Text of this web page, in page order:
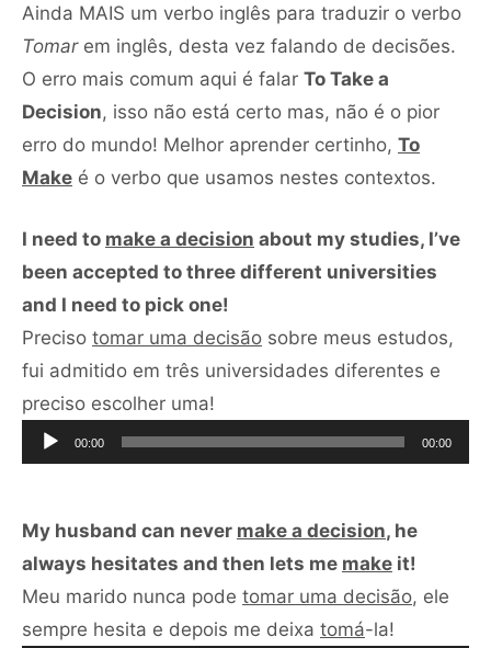
Ainda MAIS um verbo inglês para traduzir o verbo
Tomarem inglês, desta vez falando de decisões.
O erro mais comum aqui é falar To Take a
Decision, isso não está certo mas, não é o pior
erro do mundo! Melhor aprender certinho, To
Make é o verbo que usamos nestes contextos.
I need to make a decision about my studies, I’ve
been accepted to three different universities
and I need to pick one!
Preciso tomar uma decisão sobre meus estudos,
fui admitido em três universidades diferentes e
preciso escolher uma!
de
áudio
00:00 00:00
My husband can never make a decision, he
always hesitates and then lets me make it!
Meu marido nunca pode tomar uma decisão, ele
sempre hesita e depois me deixa tomá-la!